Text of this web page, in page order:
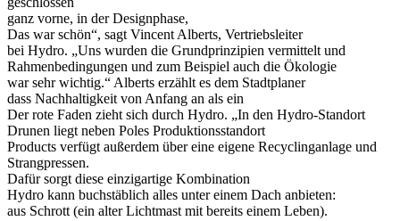
ganz vorne, in der Designphase,
Das war schön“, sagt Vincent Alberts, Vertriebsleiter
bei Hydro. „Uns wurden die Grundprinzipien vermittelt und
Rahmenbedingungen und zum Beispiel auch die Ökologie
war sehr wichtig.“ Alberts erzählt es dem Stadtplaner
dass Nachhaltigkeit von Anfang an als ein
Der rote Faden zieht sich durch Hydro. „In den Hydro-Standort
Drunen liegt neben Poles Produktionsstandort
Products verfügt außerdem über eine eigene Recyclinganlage und
Strangpressen.
Dafür sorgt diese einzigartige Kombination
Hydro kann buchstäblich alles unter einem Dach anbieten:
aus Schrott (ein alter Lichtmast mit bereits einem Leben).